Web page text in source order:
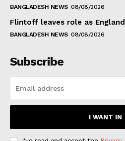
BANGLADESH NEWS 08/08/2026
Flintoff leaves role as
BANGLADESH NEWS 08/08/2026
Subscribe
I WANT IN